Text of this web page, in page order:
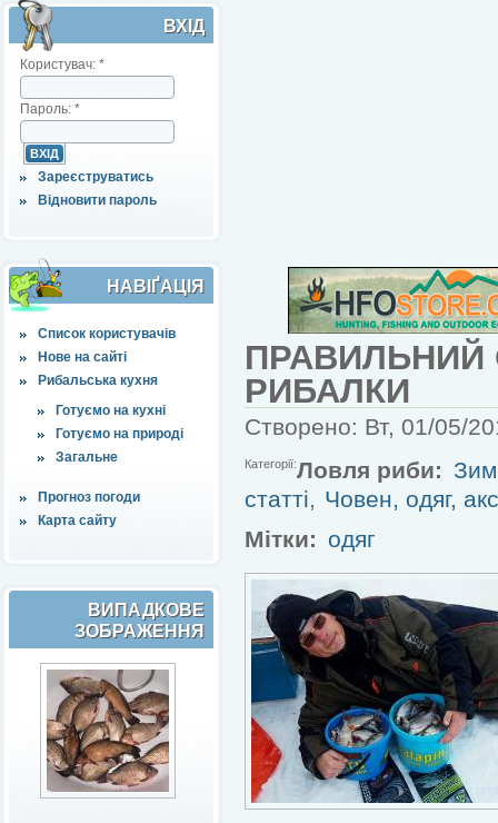
ВХІД
Користувач: *
Пароль: *
Зареєструватись
Відновити пароль
НАВІҐАЦІЯ
Список користувачів
Нове на сайті
Рибальська кухня
Готуємо на кухні
Готуємо на природі
Загальне
Прогноз погоди
Карта сайту
ВИПАДКОВЕ
ЗОБРАЖЕННЯ
ПРАВИЛЬНИЙ
РИБАЛКИ
Створено: Вт, 01/05/
Категорії:Ловля риби:
статті, Човен, одяг,
Мітки: одяг